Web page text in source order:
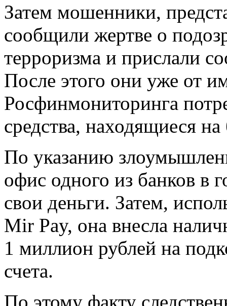
Затем мошенники,
сообщили жертве о
терроризма и прислали
После этого они уже от
Росфинмониторинга
средства, находящиеся
По указанию
офис одного из банков в
свои деньги. Затем,
Mir Pay, она внесла
1 миллион рублей на
счета.
По этому факту